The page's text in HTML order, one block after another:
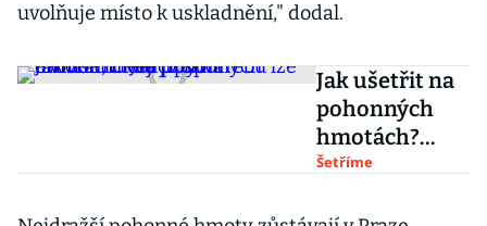
uvolňuje místo k uskladnění," dodal.
Jak ušetřit na
pohonných
hmotách?
Jejich
Šetříme